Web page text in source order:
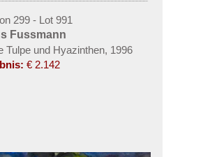
299 - Lot 991
Fussmann
Tulpe und Hyazinthen, 1996
€ 2.142